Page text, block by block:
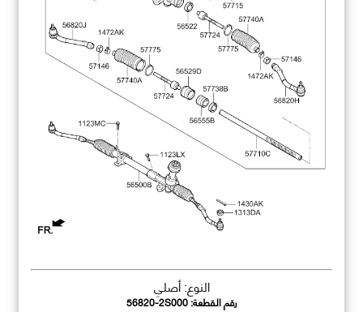
النوع: أصلي
رقم القطعة:56820-2S000